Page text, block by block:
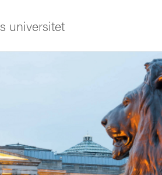
universitet